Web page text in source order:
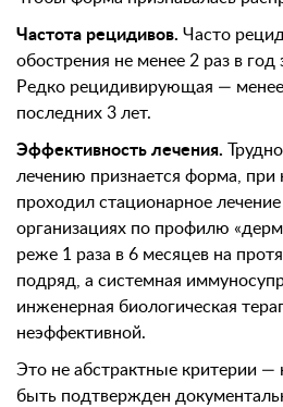
Частота рецидивов. Часто
обострения не менее 2 раз в год
Редко рецидивирующая — менее
последних 3 лет.
Эффективность лечения.
лечению признается форма, при
проходил стационарное
организациях по профилю
реже 1 раза в 6 месяцев на
подряд, а системная
инженерная биологическая
неэффективной.
Это не абстрактные критерии
быть подтвержден